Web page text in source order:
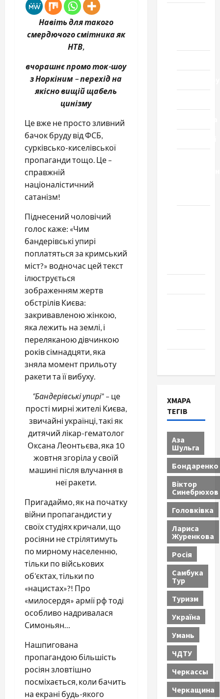
Навіть для такого
смердючого смітника як
НТВ,
вчорашнє промо ток-шоу
з Норкіним – перехід на
якісно вищій щабель
цинізму
Це вже не просто зливний
бачок бруду від ФСБ,
сурківсько-киселівської
пропаганди тощо. Це –
справжній
націоналістичний
сатанізм!
Піднесений чоловічий
голос каже: «Чим
бандерівські упирі
поплатяться за кримський
міст?» водночас цей текст
ілюструється
зображенням жертв
обстрілів Києва:
закривавленою жінкою,
яка лежить на землі, і
переляканою дівчинкою
років сімнадцяти, яка
зняла момент прильоту
ракети та її вибуху.
“Бандерівські упирі” – це
прості мирні жителі Києва,
звичайні українці, такі як
дитячий лікар-гематолог
Оксана Леонтьєва, яка 10
жовтня згоріла у своїй
машині після влучання в
неї ракети.
Пригадаймо, як на початку
війни пропагандисти у
своїх студіях кричали, що
росіяни не стрілятимуть
по мирному населенню,
тільки по військових
об’єктах, тільки по
«нацистах»?! Про
«милосердя» армії рф тоді
особливо надривалася
Симоньян…
Нашпигована
пропагандою більшість
росіян зловтішно
посміхається, коли бачить
на екрані будь-якого
ХМАРА
ТЕГІВ
Аза
Шульга
Бондаренко
Віктор
Синебрюхов
Головківка
Лариса
Журенкова
Росія
Самбука
Тур
Туризм
Україна
Умань
ЧДТУ
Черкассы
Черкащина